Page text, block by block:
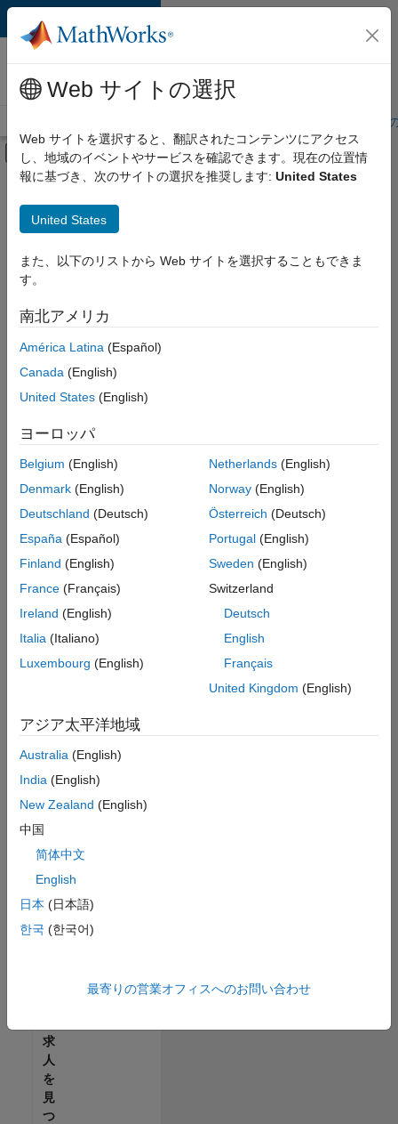
コンテンツへスキップ
MathWorks 採用
情報
学生・キャリア初期
オフキャンバス ナビゲーション メ
メインコンテンツ
絞り込み条件
企業向けセールス
インサイド セールス
セールス オペレーション
ビジネス モデル チーム
選
し
人
の
保
存
一
部
人
情
は
翻
れ
い
ま
せ
ご
希
望
地
域
求
人
を
見
つ
Web サイトの選択
Web サイトを選択すると、翻訳されたコンテンツにアクセス
し、地域のイベントやサービスを確認できます。現在の位置情
報に基づき、次のサイトの選択を推奨します: United States
United States
また、以下のリストから Web サイトを選択することもできま
す。
南北アメリカ
América Latina (Español)
Canada (English)
United States (English)
ヨーロッパ
Belgium (English)
Denmark (English)
Deutschland (Deutsch)
España (Español)
Finland (English)
France (Français)
Ireland (English)
Italia (Italiano)
Luxembourg (English)
Netherlands(English)
Norway(English)
Österreich (Deutsch)
Portugal(English)
Sweden (English)
Switzerland
Deutsch
English
Français
United Kingdom (English)
アジア太平洋地域
Australia (English)
India (English)
New Zealand (English)
中国
简体中文
English
日本 (日本語)
한국 (한국어)
最寄りの営業オフィスへのお問い合わせ